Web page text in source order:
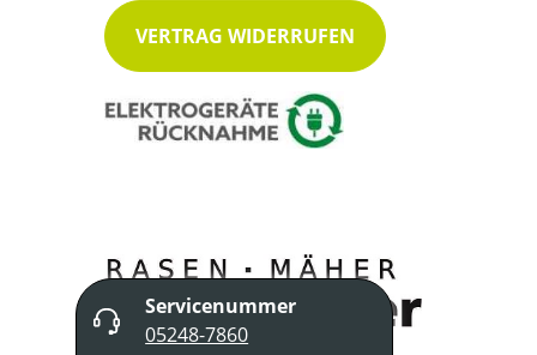
VERTRAG WIDERRUFEN
Servicenummer
05248-7860